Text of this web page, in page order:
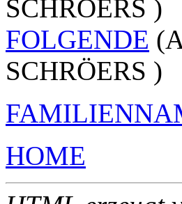
SCHROERS )
FOLGENDE
SCHRÖERS )
HOME